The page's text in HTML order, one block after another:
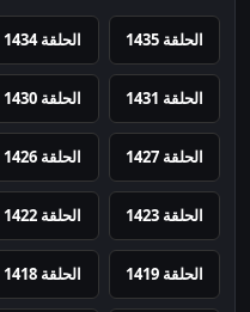
الحلقة 1435 الحلقة 1434
الحلقة 1431 الحلقة 1430
الحلقة 1427 الحلقة 1426
الحلقة 1423 الحلقة 1422
الحلقة 1419 الحلقة 1418